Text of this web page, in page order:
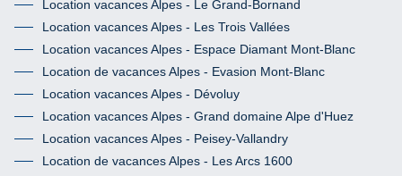
Location vacances Alpes - Le Grand-Bornand
Location vacances Alpes - Les Trois Vallées
Location vacances Alpes - Espace Diamant Mont-Blanc
Location de vacances Alpes - Evasion Mont-Blanc
Location vacances Alpes - Dévoluy
Location vacances Alpes - Grand domaine Alpe d'Huez
Location vacances Alpes - Peisey-Vallandry
Location de vacances Alpes - Les Arcs 1600